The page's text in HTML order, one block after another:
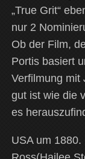
„True Grit“
nur 2
Ob der Film,
Portis basiert
Verfilmung mit
gut ist wie die
es
USA um